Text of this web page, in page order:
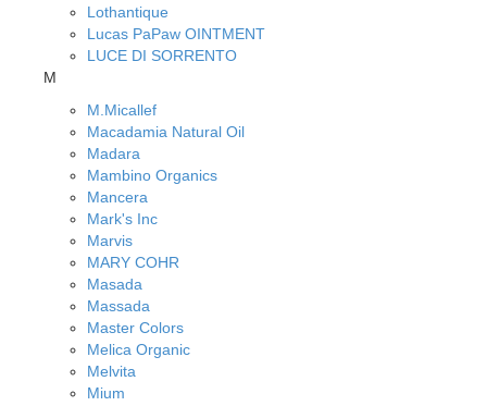
Lothantique
Lucas PaPaw OINTMENT
LUCE DI SORRENTO
M
M.Micallef
Macadamia Natural Oil
Madara
Mambino Organics
Mancera
Mark's Inc
Marvis
MARY COHR
Masada
Massada
Master Colors
Melica Organic
Melvita
Mium